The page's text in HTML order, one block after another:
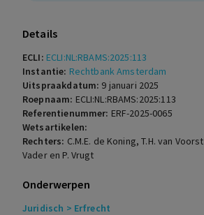
Details
ECLI: ECLI:NL:RBAMS:2025:113
Instantie: Rechtbank Amsterdam
Uitspraakdatum: 9 januari 2025
Roepnaam: ECLI:NL:RBAMS:2025:113
Referentienummer: ERF-2025-0065
Wetsartikelen:
Rechters: C.M.E. de Koning, T.H. van Voorst
Vader en P. Vrugt
Onderwerpen
Juridisch > Erfrecht